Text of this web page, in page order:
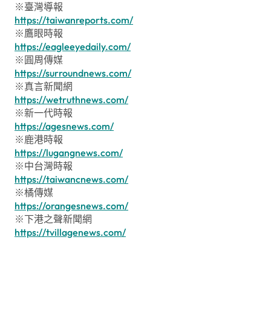
※臺灣導報
https://taiwanreports.com/
※鷹眼時報
https://eagleeyedaily.com/
※圓周傳媒
https://surroundnews.com/
※真言新聞網
https://wetruthnews.com/
※新一代時報
https://agesnews.com/
※鹿港時報
https://lugangnews.com/
※中台灣時報
https://taiwancnews.com/
※橘傳媒
https://orangesnews.com/
※下港之聲新聞網
https://tvillagenews.com/